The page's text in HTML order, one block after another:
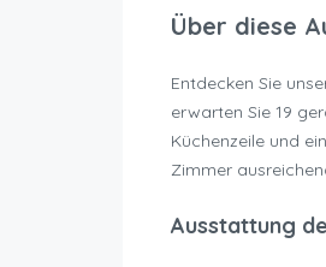
Über diese
Entdecken Sie
erwarten Sie 19
Küchenzeile und
Zimmer
Ausstattung